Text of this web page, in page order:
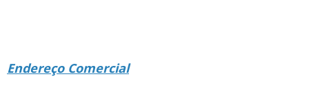
Endereço Comercial